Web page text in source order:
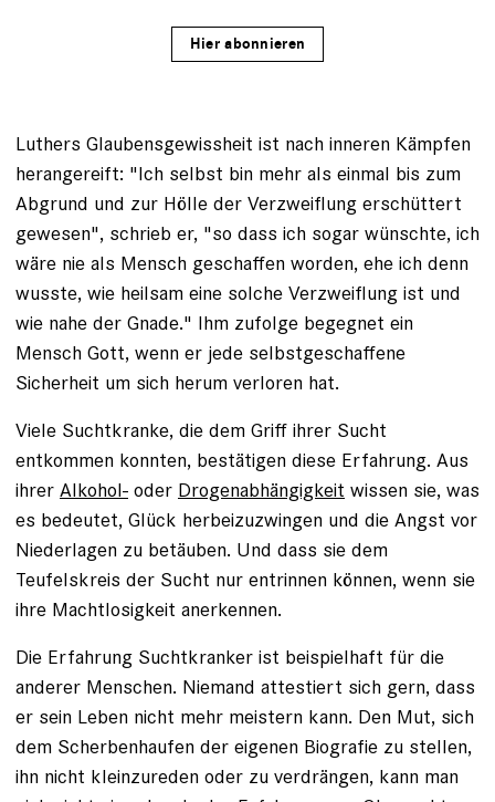
Hier abonnieren
Luthers Glaubensgewissheit ist nach inneren Kämpfen
herangereift: "Ich selbst bin mehr als einmal bis zum
Abgrund und zur Hölle der Verzweiflung erschüttert
gewesen", schrieb er, "so dass ich sogar wünschte, ich
wäre nie als Mensch geschaffen worden, ehe ich denn
wusste, wie heilsam eine solche Verzweiflung ist und
wie nahe der Gnade." Ihm zufolge begegnet ein
Mensch Gott, wenn er jede selbstgeschaffene
Sicherheit um sich ­herum verloren hat.
Viele Suchtkranke, die dem Griff ihrer Sucht
entkommen konnten, bestätigen ­diese Erfahrung. Aus
ihrer Alkohol- oder Drogenabhängigkeit wissen sie, was
es bedeutet, Glück herbeizuzwingen und die Angst vor
Niederlagen zu betäuben. Und dass sie dem
Teufelskreis der Sucht nur entrinnen können, wenn sie
ihre Macht­losigkeit anerkennen.
Die Erfahrung Suchtkranker ist beispielhaft für die
anderer Menschen. Niemand attestiert sich gern, dass
er sein ­Leben nicht mehr meistern kann. Den Mut, sich
dem Scherbenhaufen der eigenen Biografie zu stellen,
ihn nicht kleinzureden oder zu verdrängen, kann man